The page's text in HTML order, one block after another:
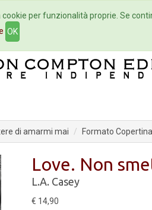
Autori Eventi
di amarmi mai Formato
Love. Non
L.A. Casey
€ 14,90
per funzionalità proprie. Se
OK